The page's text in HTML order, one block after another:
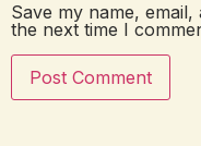
Save my name,
the next time I